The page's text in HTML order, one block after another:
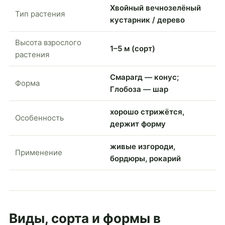
Тип растения
Хвойный вечнозелёный
кустарник / дерево
Высота взрослого
растения
1–5 м (сорт)
Форма
Смарагд — конус;
Глобоза — шар
Особенность
хорошо стрижётся,
держит форму
Применение
живые изгороди,
бордюры, рокарий
Виды, сорта и формы в